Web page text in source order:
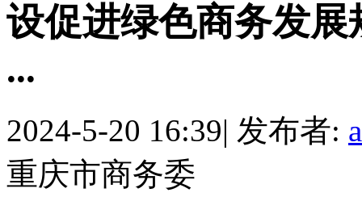
设促进绿色商务发
...
2024-5-20 16:39| 发布者:
重庆市商务委